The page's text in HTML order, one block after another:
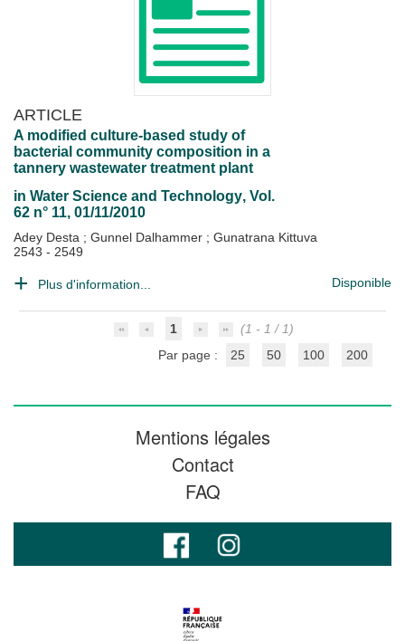
ARTICLE
A modified culture-based study of
bacterial community composition in a
tannery wastewater treatment plant
in Water Science and Technology, Vol.
62 n° 11, 01/11/2010
Adey Desta ; Gunnel Dalhammer ; Gunatrana Kittuva
2543 - 2549
Plus d'information... Disponible
1
(1 - 1 / 1)
Par page :
25 50 100 200
Mentions légales
Contact
FAQ